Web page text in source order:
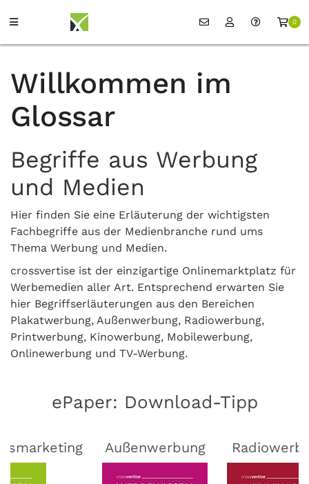
0
Willkommen im
Glossar
Begriffe aus Werbung
und Medien
Hier finden Sie eine Erläuterung der wichtigsten
Fachbegriffe aus der Medienbranche rund ums
Thema Werbung und Medien.
crossvertise ist der einzigartige Onlinemarktplatz für
Werbemedien aller Art. Entsprechend erwarten Sie
hier Begriffserläuterungen aus den Bereichen
Plakatwerbung, Außenwerbung, Radiowerbung,
Printwerbung, Kinowerbung, Mobilewerbung,
Onlinewerbung und TV-Werbung.
ePaper: Download-Tipp
Außenwerbung